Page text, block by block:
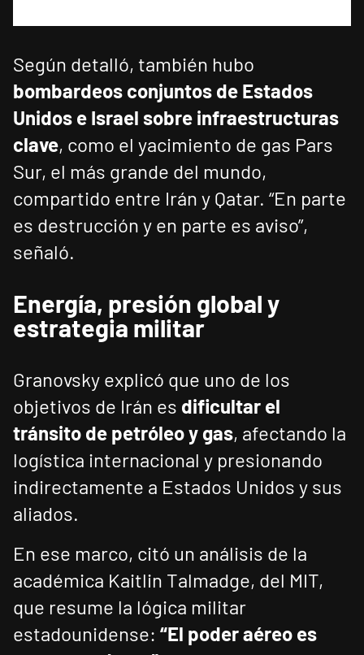
Según detalló, también hubo
bombardeos conjuntos de Estados
Unidos e Israel sobre infraestructuras
clave, como el yacimiento de gas Pars
Sur, el más grande del mundo,
compartido entre Irán y Qatar. “En parte
es destrucción y en parte es aviso”,
señaló.
Energía, presión global y
estrategia militar
Granovsky explicó que uno de los
objetivos de Irán es dificultar el
tránsito de petróleo y gas, afectando la
logística internacional y presionando
indirectamente a Estados Unidos y sus
aliados.
En ese marco, citó un análisis de la
académica Kaitlin Talmadge, del MIT,
que resume la lógica militar
estadounidense: “El poder aéreo es